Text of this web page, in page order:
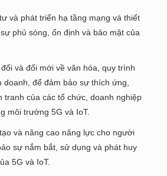
và phát triển hạ tầng mạng và thiết
phủ sóng, ổn định và bảo mật của
và đổi mới về văn hóa, quy trình
doanh, để đảm bảo sự thích ứng,
tranh của các tổ chức, doanh nghiệp
môi trường 5G và IoT.
và nâng cao năng lực cho người
sự nắm bắt, sử dụng và phát huy
5G và IoT.